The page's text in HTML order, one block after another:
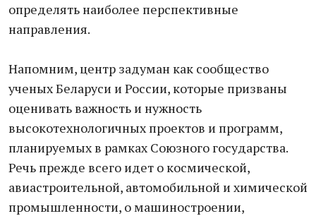
определять наиболее перспективные
направления.
Напомним, центр задуман как сообщество
ученых Беларуси и России, которые призваны
оценивать важность и нужность
высокотехнологичных проектов и программ,
планируемых в рамках Союзного государства.
Речь прежде всего идет о космической,
авиастроительной, автомобильной и химической
промышленности, о машиностроении,